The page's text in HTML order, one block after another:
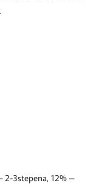
2-3stepena, 12% –